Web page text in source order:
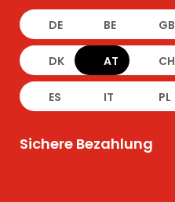
DE BE GB
DK AT CH
ES IT PL
Sichere Bezahlung